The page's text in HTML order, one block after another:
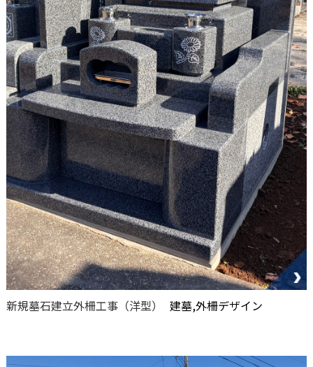
新規墓石建立外柵工事（洋型） 建墓,外柵デザイン